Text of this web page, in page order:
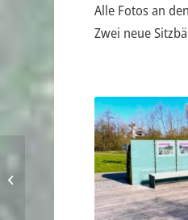
Alle Fotos an
Zwei neue
Stadtparkbote 03/24